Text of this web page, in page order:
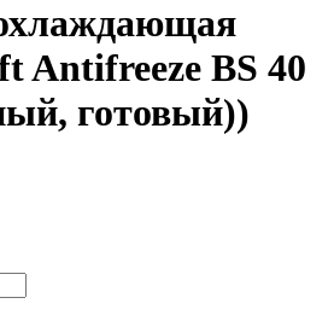
Antifreeze BS 40
готовый))